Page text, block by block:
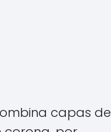
capas de